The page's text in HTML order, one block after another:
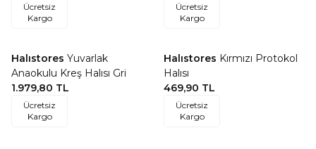
Ücretsiz
Kargo
Ücretsiz
Kargo
Favorilere Ekle
Halıstores Yuvarlak
Anaokulu Kreş Halısı Gri
1.979,80 TL
Ücretsiz
Kargo
Favorilere Ekle
Halıstores Kırmızı Protokol
Halısı
469,90 TL
Ücretsiz
Kargo